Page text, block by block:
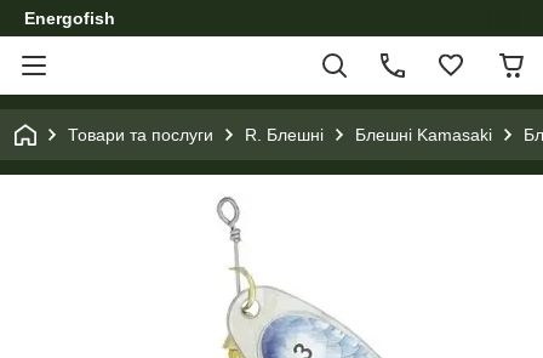
Energofish
Товари та послуги R. Блешні Блешні Kamasaki